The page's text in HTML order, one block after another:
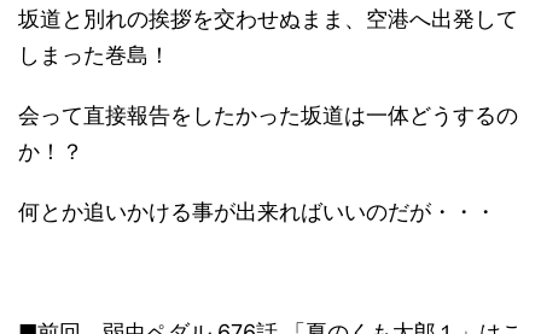
坂道と別れの挨拶を交わせぬまま、空港へ出発して
しまった巻島！
会って直接報告をしたかった坂道は一体どうするの
か！？
何とか追いかける事が出来ればいいのだが・・・